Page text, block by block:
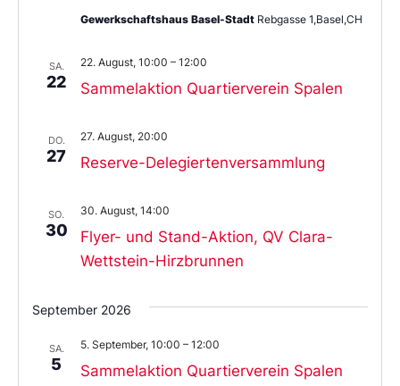
Gewerkschaftshaus Basel-Stadt Rebgasse 1,Basel,CH
SA.
22 Sammelaktion Quartierverein Spalen
22. August, 10:00 – 12:00
DO.
27 Reserve-Delegiertenversammlung
27. August, 20:00
SO.
30
Flyer- und Stand-Aktion, QV Clara-
Wettstein-Hirzbrunnen
30. August, 14:00
September 2026
SA.
5 Sammelaktion Quartierverein Spalen
5. September, 10:00 – 12:00